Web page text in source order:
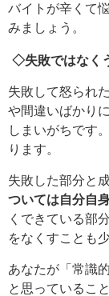
バイトが辛くて
みましょう。
◇失敗ではなく
失敗して怒られ
や間違いばかり
しまいがちです
ります。
失敗した部分と
ついては自分自
くできている部
をなくすことも
あなたが「常識
と思っているこ